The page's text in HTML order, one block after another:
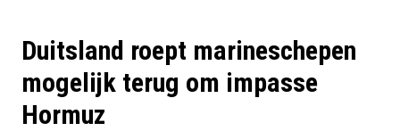
Duitsland roept marineschepen
mogelijk terug om impasse
Hormuz